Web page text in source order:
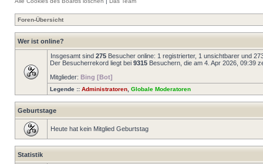
Foren-Übersicht
Wer ist online?
Insgesamt sind 275 Besucher online: 1 registrierter, 1 unsichtbarer und
Der Besucherrekord liegt bei 9315 Besuchern, die am 4. Apr 2026, 09:39
Mitglieder: Bing [Bot]
Legende :: Administratoren Globale Moderatoren
Geburtstage
Heute hat kein Mitglied Geburtstag
Statistik